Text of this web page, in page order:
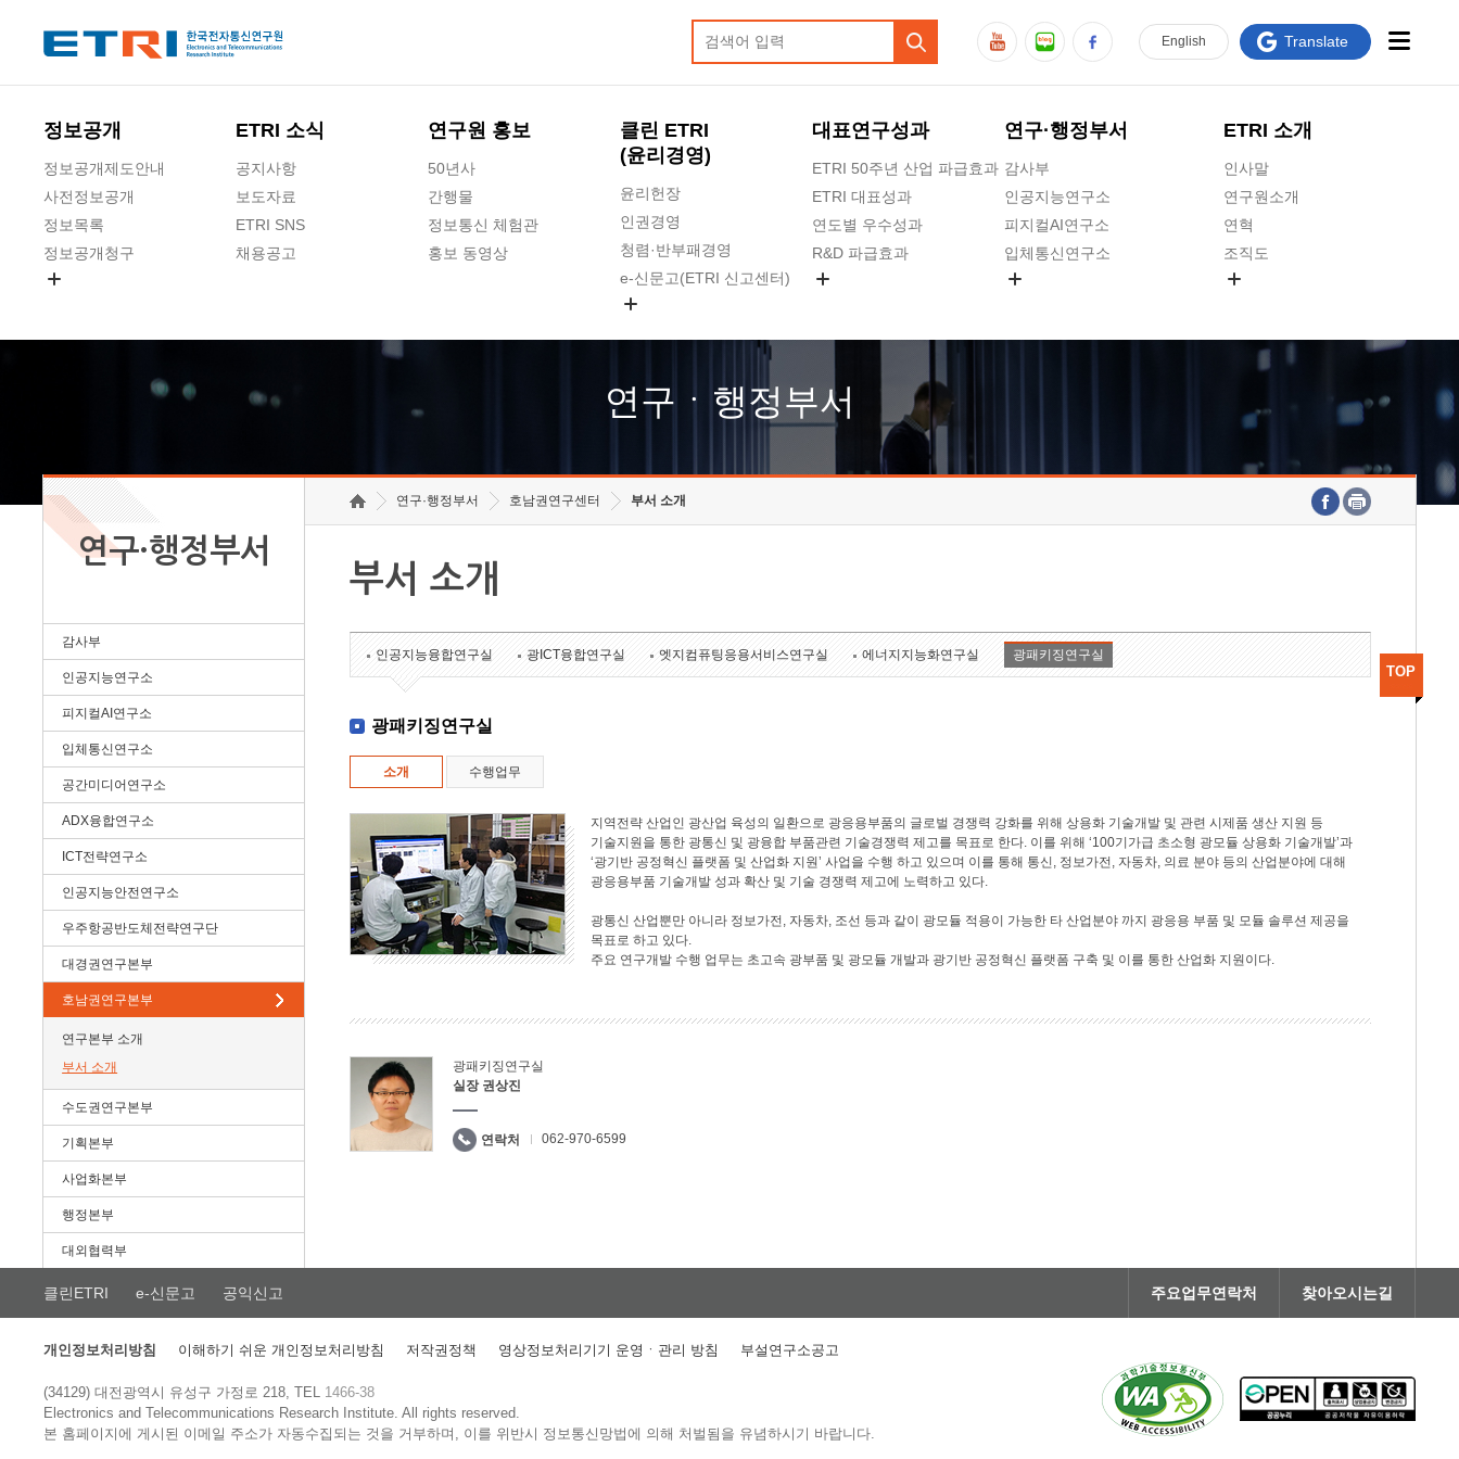
정보공개
정보공개제도안내
사전정보공개
정보목록
정보공개청구
ETRI 소식
공지사항
보도자료
ETRI SNS
채용공고
연구원 홍보
50년사
간행물
정보통신 체험관
홍보 동영상
클린 ETRI
(윤리경영)
윤리헌장
인권경영
청렴·반부패경영
e-신문고(ETRI 신고센터)
고객의소리
수의계약 현황
대표연구성과
ETRI 50주년 산업 파급효과
ETRI 대표성과
연도별 우수성과
R&D 파급효과
연구·행정부서
감사부
인공지능연구소
피지컬AI연구소
입체통신연구소
호남권연구본부
기획본부
ETRI 소개
인사말
연구원소개
연혁
조직도
연구원 고객헌장
주요업무연락처
English Translate
연구ㆍ행정부서
연구·행정부서
감사부
인공지능연구소
피지컬AI연구소
입체통신연구소
공간미디어연구소
ADX융합연구소
ICT전략연구소
인공지능안전연구소
우주항공반도체전략연구단
대경권연구본부
호남권연구본부
연구본부 소개
부서 소개
수도권연구본부
기획본부
사업화본부
행정본부
대외협력부
연구·행정부서 호남권연구센터 부서 소개
부서 소개
인공지능융합연구실 광ICT융합연구실 엣지컴퓨팅응용서비스연구실 에너지지능화연구실 광패키징연구실
광패키징연구실
소개 수행업무
지역전략 산업인 광산업 육성의 일환으로 광응용부품의 글로벌 경쟁력 강화를 위해 상용화 기술개발 및 관련 시제품 생산 지원 등
기술지원을 통한 광통신 및 광융합 부품관련 기술경쟁력 제고를 목표로 한다. 이를 위해 ‘100기가급 초소형 광모듈 상용화 기술개발’과
‘광기반 공정혁신 플랫폼 및 산업화 지원’ 사업을 수행 하고 있으며 이를 통해 통신, 정보가전, 자동차, 의료 분야 등의 산업분야에 대해
광응용부품 기술개발 성과 확산 및 기술 경쟁력 제고에 노력하고 있다.
광통신 산업뿐만 아니라 정보가전, 자동차, 조선 등과 같이 광모듈 적용이 가능한 타 산업분야 까지 광응용 부품 및 모듈 솔루션 제공을
목표로 하고 있다.
주요 연구개발 수행 업무는 초고속 광부품 및 광모듈 개발과 광기반 공정혁신 플랫폼 구축 및 이를 통한 산업화 지원이다.
광패키징연구실
실장 권상진
연락처 062-970-6599
TOP
클린ETRI e-신문고 공익신고 주요업무연락처 찾아오시는길
개인정보처리방침 이해하기 쉬운 개인정보처리방침 저작권정책 영상정보처리기기 운영ㆍ관리 방침 부설연구소공고
(34129) 대전광역시 유성구 가정로 218, TEL 1466-38
Electronics and Telecommunications Research Institute.All rights reserved.
본 홈페이지에 게시된 이메일 주소가 자동수집되는 것을 거부하며, 이를 위반시 정보통신망법에 의해 처벌됨을 유념하시기 바랍니다.